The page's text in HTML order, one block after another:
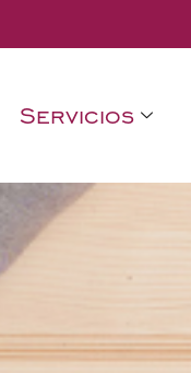
Servicios